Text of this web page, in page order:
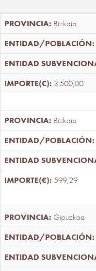
Bizkaia
3.500,00
Bizkaia
599,29
Gipuzkoa